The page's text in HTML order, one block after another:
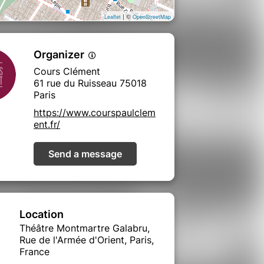
Leaflet | ©OpenStreetMap
Organizer
Cours Clément
61 rue du Ruisseau 75018
Paris
https://www.courspaulclem
ent.fr/
Send a message
Location
Théâtre Montmartre Galabru,
Rue de l'Armée d'Orient, Paris,
France